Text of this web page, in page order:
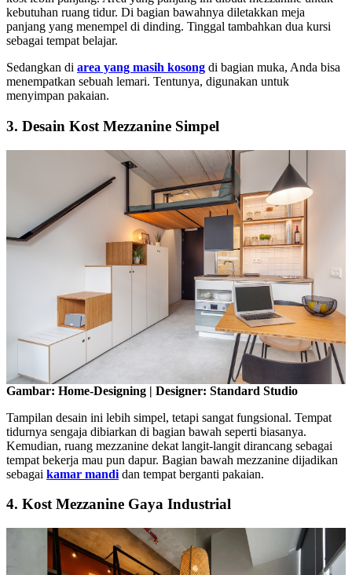
kebutuhan ruang tidur. Di bagian bawahnya diletakkan meja
panjang yang menempel di dinding. Tinggal tambahkan dua kursi
sebagai tempat belajar.
Sedangkan di area yang masih kosong di bagian muka, Anda bisa
menempatkan sebuah lemari. Tentunya, digunakan untuk
menyimpan pakaian.
3. Desain Kost Mezzanine Simpel
Gambar: Home-Designing | Designer: Standard Studio
Tampilan desain ini lebih simpel, tetapi sangat fungsional. Tempat
tidurnya sengaja dibiarkan di bagian bawah seperti biasanya.
Kemudian, ruang mezzanine dekat langit-langit dirancang sebagai
tempat bekerja mau pun dapur. Bagian bawah mezzanine dijadikan
sebagai kamar mandi dan tempat berganti pakaian.
4. Kost Mezzanine Gaya Industrial